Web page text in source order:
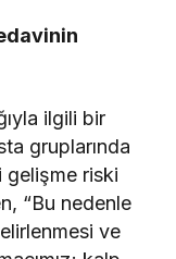
ilgili bir
gruplarında
gelişme riski
“Bu nedenle
ve